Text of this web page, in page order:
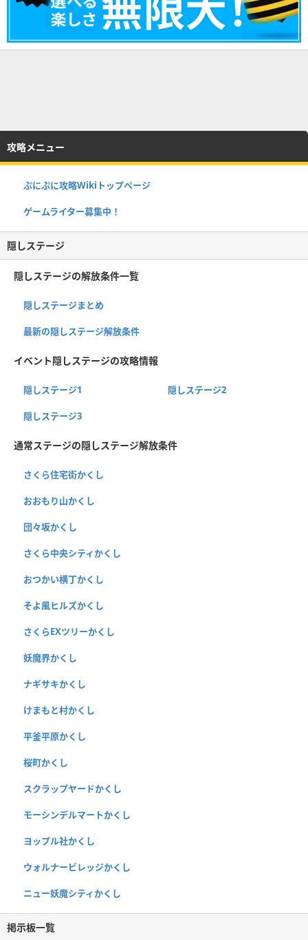
攻略メニュー
ぷにぷに攻略Wikiトップページ
ゲームライター募集中！
隠しステージ
隠しステージの解放条件一覧
隠しステージまとめ
最新の隠しステージ解放条件
イベント隠しステージの攻略情報
隠しステージ1 隠しステージ2
隠しステージ3
通常ステージの隠しステージ解放条件
さくら住宅街かくし
おおもり山かくし
団々坂かくし
さくら中央シティかくし
おつかい横丁かくし
そよ風ヒルズかくし
さくらEXツリーかくし
妖魔界かくし
ナギサキかくし
けまもと村かくし
平釜平原かくし
桜町かくし
スクラップヤードかくし
モーシンデルマートかくし
ヨップル社かくし
ウォルナービレッジかくし
ニュー妖魔シティかくし
掲示板一覧